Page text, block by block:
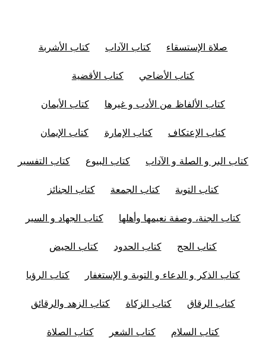
صلاة الإستسقاء كتاب الآداب كتاب الأشربة
كتاب الأضاحي كتاب الأقضية
كتاب الألفاظ من الأدب و غيرها كتاب الأيمان
كتاب الإعتكاف كتاب الإمارة كتاب الإيمان
كتاب البر و الصلة و الآداب كتاب البيوع كتاب التفسير
كتاب التوبة كتاب الجمعة كتاب الجنائز
كتاب الجنة، وصفة نعيمها وأهلها كتاب الجهاد و السير
كتاب الحج كتاب الحدود كتاب الحيض
كتاب الذكر و الدعاء و التوبة و الإستغفار كتاب الرؤيا
كتاب الرقاق كتاب الزكاة كتاب الزهد والرقائق
كتاب السلام كتاب الشعر كتاب الصلاة